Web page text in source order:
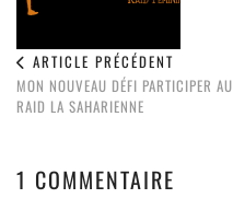
ARTICLE PRÉCÉDENT
MON NOUVEAU DÉFI PARTICIPER AU
RAID LA SAHARIENNE
1 COMMENTAIRE